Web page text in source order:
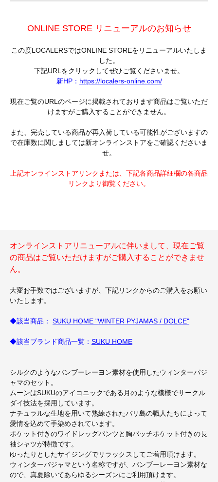
ONLINE STORE リニューアルのお知らせ
この度LOCALERSではONLINE STOREをリニューアルいたしま
した。
下記URLをクリックしてぜひご覧くださいませ。
新HP： https://localers-online.com/
現在ご覧のURLのページに掲載されております商品はご覧いただ
けますがご購入することができません。
また、完売している商品が再入荷している可能性がございますの
で在庫数に関しましては新オンラインストアをご確認くださいま
せ。
上記オンラインストアリンクまたは、下記各商品詳細欄の各商品
リンクより御覧ください。
オンラインストアリニューアルに伴いまして、現在ご覧
の商品はご覧いただけますがご購入することができませ
ん。
大変お手数ではございますが、下記リンクからのご購入をお願い
いたします。
◆該当商品： SUKU HOME "WINTER PYJAMAS / DOLCE"
◆該当ブランド商品一覧： SUKU HOME
シルクのようなバンブーレーヨン素材を使用したウィンターパジ
ャマのセット。
ムーンはSUKUのアイコニックである月のような模様でサークル
ダイ技法を採用しています。
ナチュラルな生地を用いて熟練されたバリ島の職人たちによって
愛情を込めて手染めされています。
ポケット付きのワイドレッグパンツと胸パッチポケット付きの長
袖シャツが特徴です。
ゆったりとしたサイジングでリラックスしてご着用頂けます。
ウィンターパジャマという名称ですが、バンブーレーヨン素材な
ので、真夏除いてあらゆるシーズンにご利用頂けます。